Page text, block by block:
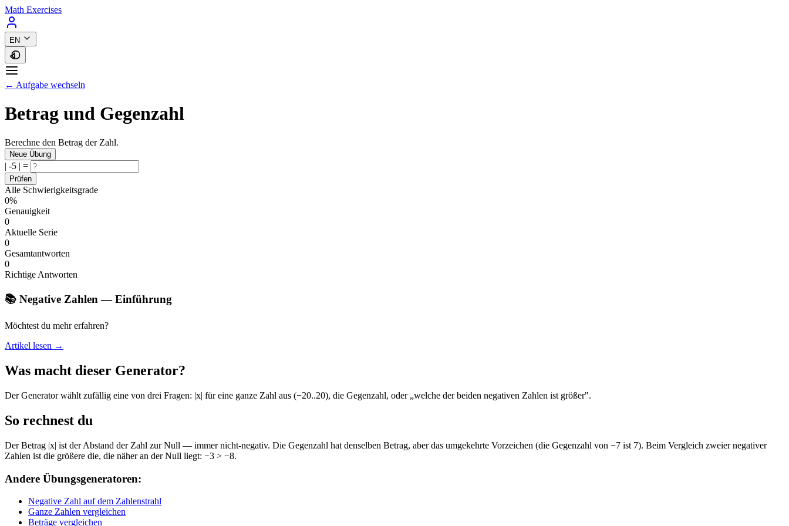
Math Exercises
EN
← Aufgabe wechseln
Betrag und Gegenzahl
Berechne den Betrag der Zahl.
Neue Übung
| -5 | =
Prüfen
Alle Schwierigkeitsgrade
0%
Genauigkeit
0
Aktuelle Serie
0
Gesamtantworten
0
Richtige Antworten
📚 Negative Zahlen — Einführung
Möchtest du mehr erfahren?
Artikel lesen →
Was macht dieser Generator?
Der Generator wählt zufällig eine von drei Fragen: |x| für eine ganze Zahl aus (−20..20), die Gegenzahl, oder „welche der beiden negativen Zahlen ist größer".
So rechnest du
Der Betrag |x| ist der Abstand der Zahl zur Null — immer nicht-negativ. Die Gegenzahl hat denselben Betrag, aber das umgekehrte Vorzeichen (die Gegenzahl von −7 ist 7). Beim Vergleich zweier negativer
Zahlen ist die größere die, die näher an der Null liegt: −3 > −8.
Andere Übungsgeneratoren:
Negative Zahl auf dem Zahlenstrahl
Ganze Zahlen vergleichen
Beträge vergleichen